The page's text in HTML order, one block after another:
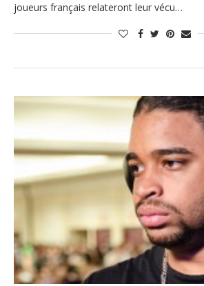
joueurs français relateront leur vécu…